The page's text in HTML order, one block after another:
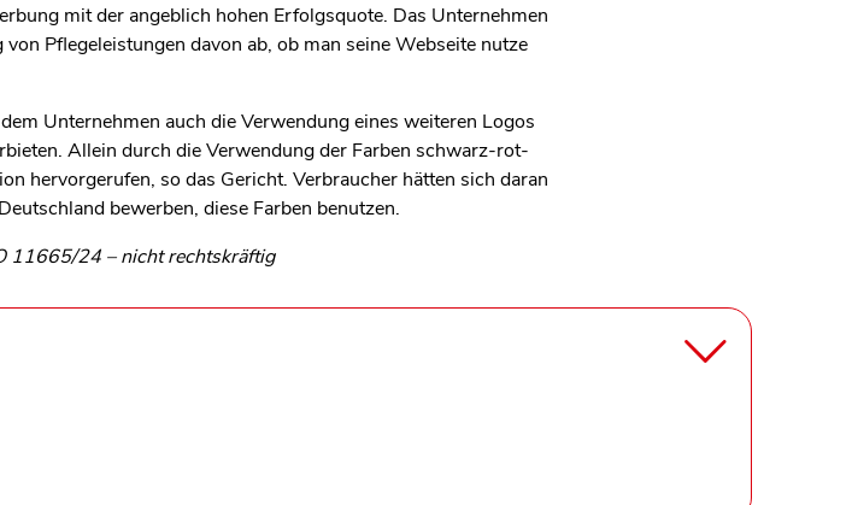
mit der angeblich hohen Erfolgsquote. Das Unternehmen
Pflegeleistungen davon ab, ob man seine Webseite nutze
Unternehmen auch die Verwendung eines weiteren Logos
Allein durch die Verwendung der Farben schwarz-rot-
hervorgerufen, so das Gericht. Verbraucher hätten sich daran
bewerben, diese Farben benutzen.
11665/24 – nicht rechtskräftig